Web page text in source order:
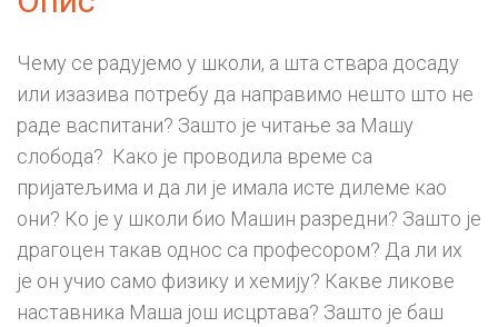
Чему се радујемо у школи, а шта ствара досаду
или изазива потребу да направимо нешто што не
раде васпитани? Зашто је читање за Машу
слобода? Како је проводила време са
пријатељима и да ли је имала исте дилеме као
они? Ко је у школи био Машин разредни? Зашто је
драгоцен такав однос са професором? Да ли их
је он учио само физику и хемију? Какве ликове
наставника Маша још исцртава? Зашто је баш